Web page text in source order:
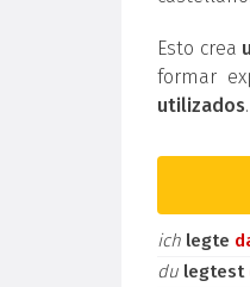
Esto crea
formar
utilizados
ich legte
du legtest